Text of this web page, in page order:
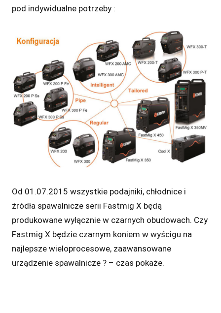
pod indywidualne potrzeby :
Od 01.07.2015 wszystkie podajniki, chłodnice i
źródła spawalnicze serii Fastmig X będą
produkowane wyłącznie w czarnych obudowach. Czy
Fastmig X będzie czarnym koniem w wyścigu na
najlepsze wieloprocesowe, zaawansowane
urządzenie spawalnicze ? – czas pokaże.